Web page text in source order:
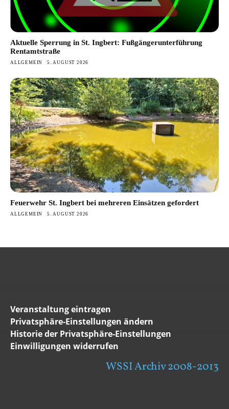
Aktuelle Sperrung in St. Ingbert: Fußgängerunterführung
Rentamtstraße
ALLGEMEIN 5. AUGUST 2026
Feuerwehr St. Ingbert bei mehreren Einsätzen gefordert
ALLGEMEIN 5. AUGUST 2026
Veranstaltung eintragen
Privatsphäre-Einstellungen ändern
Historie der Privatsphäre-Einstellungen
Einwilligungen widerrufen
WSSI Archiv 2008-2013